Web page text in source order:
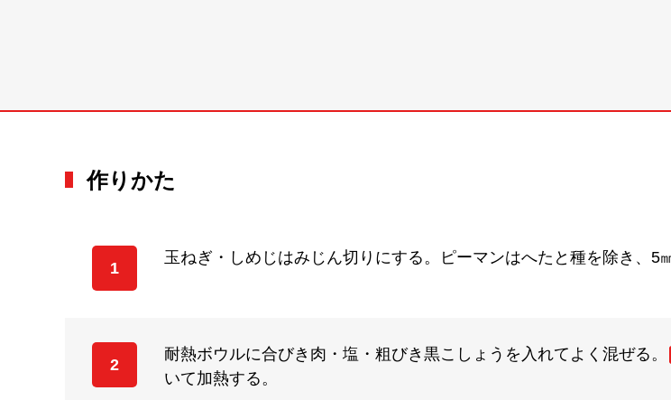
作りかた
1
玉ねぎ・しめじはみじん切りにする。ピーマンはへたと種を除き、5
2
耐熱ボウルに合びき肉・塩・粗びき黒こしょうを入れてよく混ぜる。
いて加熱する。